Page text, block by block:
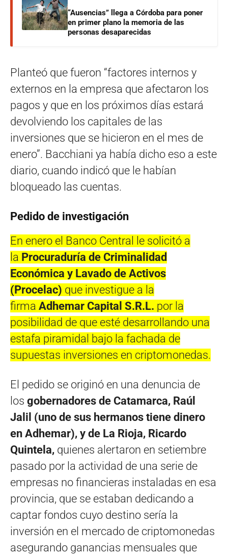
“Ausencias” llega a Córdoba para poner
en primer plano la memoria de las
personas desaparecidas
Planteó que fueron “factores internos y
externos en la empresa que afectaron los
pagos y que en los próximos días estará
devolviendo los capitales de las
inversiones que se hicieron en el mes de
enero”. Bacchiani ya había dicho eso a este
diario, cuando indicó que le habían
bloqueado las cuentas.
Pedido de investigación
En enero el Banco Central le solicitó a
la Procuraduría de Criminalidad
Económica y Lavado de Activos
(Procelac) que investigue a la
firma Adhemar Capital S.R.L. por la
posibilidad de que esté desarrollando una
estafa piramidal bajo la fachada de
supuestas inversiones en criptomonedas.
El pedido se originó en una denuncia de
los gobernadores de Catamarca, Raúl
Jalil (uno de sus hermanos tiene dinero
en Adhemar), y de La Rioja, Ricardo
Quintela, quienes alertaron en setiembre
pasado por la actividad de una serie de
empresas no financieras instaladas en esa
provincia, que se estaban dedicando a
captar fondos cuyo destino sería la
inversión en el mercado de criptomonedas
asegurando ganancias mensuales que